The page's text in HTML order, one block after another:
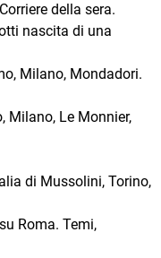
della sera.
nascita di una
Milano, Mondadori.
Milano, Le Monnier,
di Mussolini, Torino,
Roma. Temi,